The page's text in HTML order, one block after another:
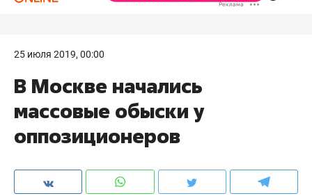
25 июля 2019, 00:00
В Москве начались
массовые обыски у
оппозиционеров